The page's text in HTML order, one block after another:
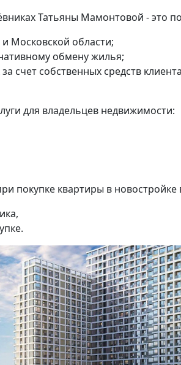
Татьяны Мамонтовой - это
Московской области;
обмену жилья;
счет собственных средств
для владельцев недвижимости:
покупке квартиры в